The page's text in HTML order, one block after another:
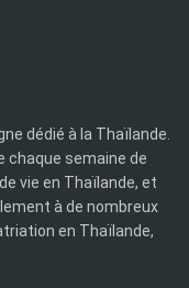
dédié à la Thaïlande.
chaque semaine de
vie en Thaïlande, et
à de nombreux
en Thaïlande,